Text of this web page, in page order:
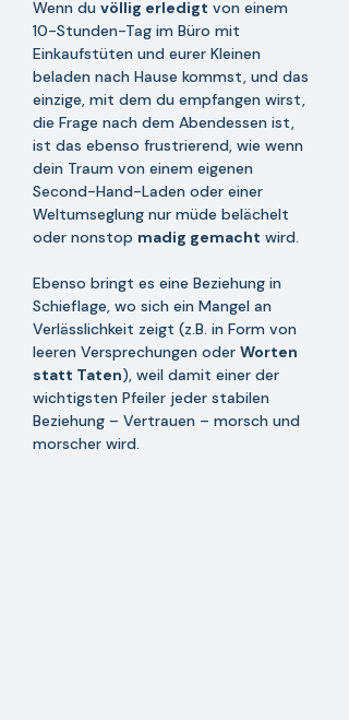
Wenn du völlig erledigt von einem
10-Stunden-Tag im Büro mit
Einkaufstüten und eurer Kleinen
beladen nach Hause kommst, und das
einzige, mit dem du empfangen wirst,
die Frage nach dem Abendessen ist,
ist das ebenso frustrierend, wie wenn
dein Traum von einem eigenen
Second-Hand-Laden oder einer
Weltumseglung nur müde belächelt
oder nonstop madig gemacht wird.
Ebenso bringt es eine Beziehung in
Schieflage, wo sich ein Mangel an
Verlässlichkeit zeigt (z.B. in Form von
leeren Versprechungen oder Worten
statt Taten), weil damit einer der
wichtigsten Pfeiler jeder stabilen
Beziehung – Vertrauen – morsch und
morscher wird.